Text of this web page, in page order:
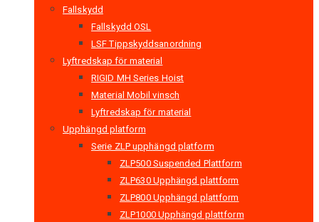
Fallskydd
Fallskydd OSL
LSF Tippskyddsanordning
Lyftredskap för material
RIGID MH Series Hoist
Material Mobil vinsch
Lyftredskap för material
Upphängd platform
Serie ZLP upphängd platform
ZLP500 Suspended Plattform
ZLP630 Upphängd plattform
ZLP800 Upphängd plattform
ZLP1000 Upphängd plattform